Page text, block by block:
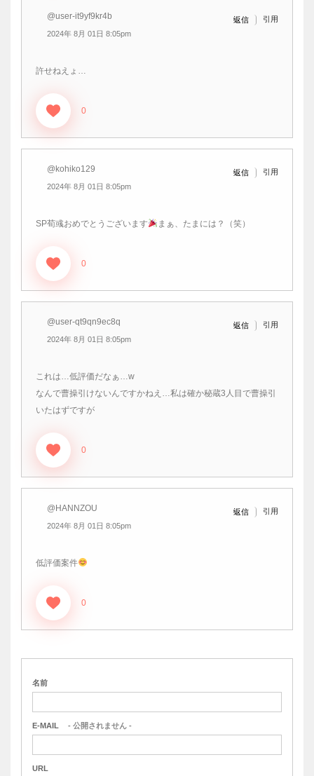
@user-it9yf9kr4b
2024年 8月 01日 8:05pm
返信 引用
許せねえょ…
0
@kohiko129
2024年 8月 01日 8:05pm
返信 引用
SP荀彧おめでとうございます まぁ、たまには？（笑）
0
@user-qt9qn9ec8q
2024年 8月 01日 8:05pm
返信 引用
これは…低評価だなぁ…w
なんで曹操引けないんですかねえ…私は確か秘蔵3人目で曹操引
いたはずですが
0
@HANNZOU
2024年 8月 01日 8:05pm
返信 引用
低評価案件
0
名前
E-MAIL - 公開されません -
URL